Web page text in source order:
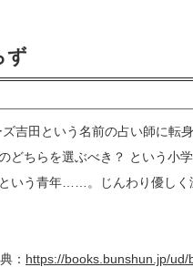
ず
吉田という名前の占い師に転
どちらを選ぶべき？ という小
いう青年……。じんわり優しく
： https://books.bunshun.jp/